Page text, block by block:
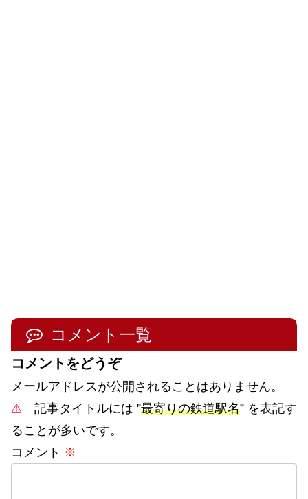
コメント一覧
コメントをどうぞ
メールアドレスが公開されることはありません。
⚠ 記事タイトルには ”最寄りの鉄道駅名” を表記す
ることが多いです。
コメント ※